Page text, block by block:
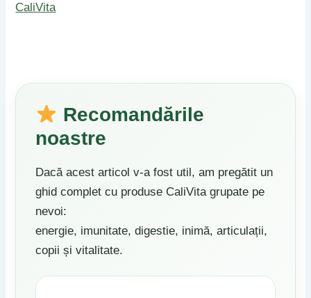
CaliVita
Recomandările
noastre
Dacă acest articol v-a fost util, am pregătit un
ghid complet cu produse CaliVita grupate pe
nevoi:
energie, imunitate, digestie, inimă, articulații,
copii și vitalitate.